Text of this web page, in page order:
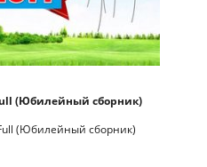
(Юбилейный сборник)
(Юбилейный сборник)